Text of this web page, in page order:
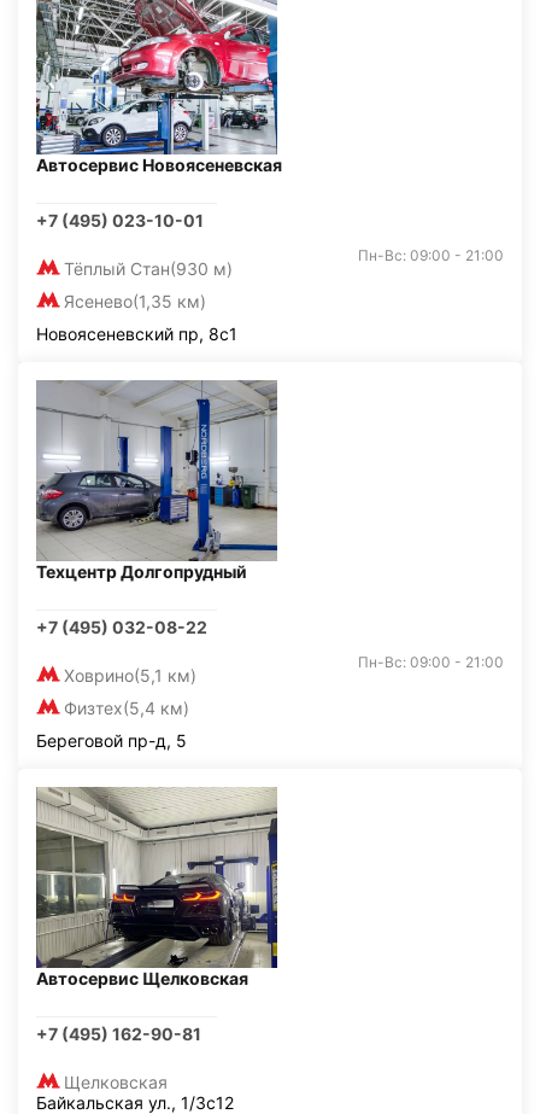
Автосервис Новоясеневская
+7 (495) 023-10-01
Тёплый Стан(930 м)
Ясенево(1,35 км)
Пн-Вс: 09:00 - 21:00
Новоясеневский пр, 8с1
Техцентр Долгопрудный
+7 (495) 032-08-22
Ховрино(5,1 км)
Физтех(5,4 км)
Пн-Вс: 09:00 - 21:00
Береговой пр-д, 5
Автосервис Щелковская
+7 (495) 162-90-81
Щелковская
Байкальская ул., 1/3с12